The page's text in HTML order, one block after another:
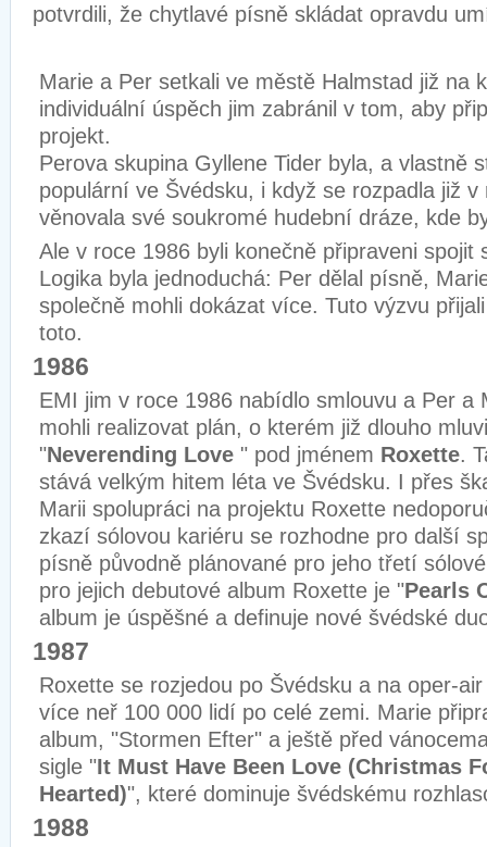
potvrdili, že chytlavé písně skládat opravdu
Marie a Per setkali ve městě Halmstad již na
individuální úspěch jim zabránil v tom, aby
projekt.
Perova skupina Gyllene Tider byla, a vlastně
populární ve Švédsku, i když se rozpadla již
věnovala své soukromé hudební dráze, kde
Ale v roce 1986 byli konečně připraveni spojit
Logika byla jednoduchá: Per dělal písně,
společně mohli dokázat více. Tuto výzvu
toto.
1986
EMI jim v roce 1986 nabídlo smlouvu a Per a
mohli realizovat plán, o kterém již dlouho
"Neverending Love " pod jménem Roxette.
stává velkým hitem léta ve Švédsku. I přes
Marii spolupráci na projektu Roxette
zkazí sólovou kariéru se rozhodne pro další
písně původně plánované pro jeho třetí
pro jejich debutové album Roxette je "Pearls
album je úspěšné a definuje nové švédské
1987
Roxette se rozjedou po Švédsku a na oper-
více neř 100 000 lidí po celé zemi. Marie
album, "Stormen Efter" a ještě před
sigle "It Must Have Been Love (Christmas
Hearted)", které dominuje švédskému
1988